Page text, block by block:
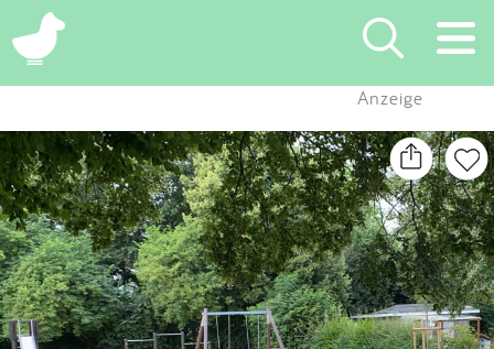
×
Suchen
Eintragen
App
Blog
Anzeige